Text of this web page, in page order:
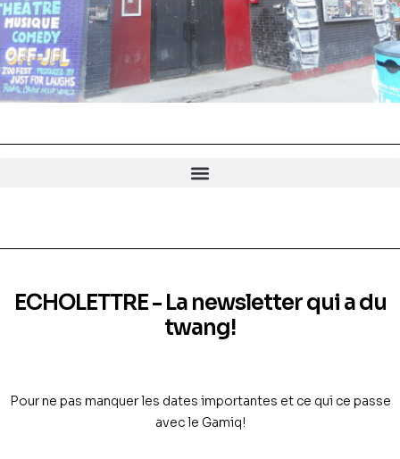
ECHOLETTRE - La newsletter qui a du
twang!
Pour ne pas manquer les dates importantes et ce qui ce passe
avec le Gamiq!